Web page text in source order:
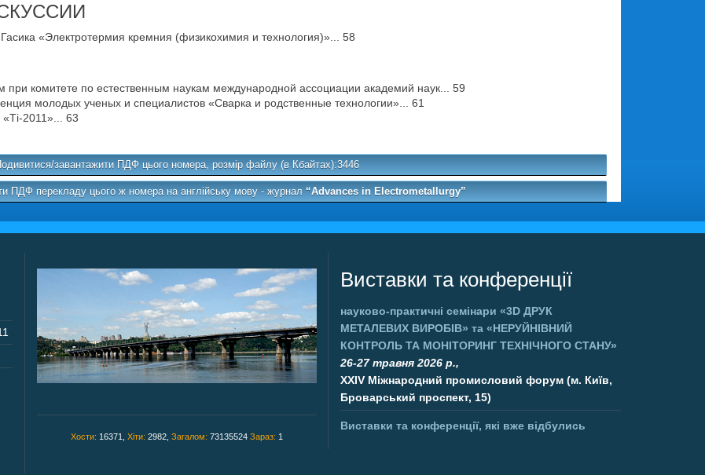
«Электротермия кремния (физикохимия и технология)»... 58
комитете по естественным наукам международной ассоциации академий наук... 59
молодых ученых и специалистов «Сварка и родственные технологии»... 61
2011»... 63
завантажити ПДФ цього номера, розмір файлу (в Кбайтах):3446
ПДФ перекладу цього ж номера на англійську мову - журнал “Advances in Electrometallurgy”
Хости: 16371, Хіти: 2982, Загалом: 73135524 Зараз: 1
Виставки та конференції
науково-практичні семінари«3D ДРУК
МЕТАЛЕВИХ ВИРОБІВ» та«НЕРУЙНІВНИЙ
КОНТРОЛЬ ТА МОНІТОРИНГ ТЕХНІЧНОГО СТАНУ»
26-27 травня 2026 р.,
XXIV Міжнародний промисловий форум (м. Київ,
Броварський проспект, 15)
Виставки та конференції, які вже відбулись